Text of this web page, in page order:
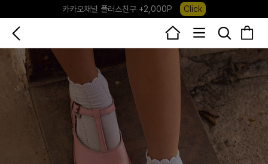
포레포레 앱 다운로드 +3,000P
Down
하우스오브캐러셀, 국내단독 프리오더(~8/10) Click